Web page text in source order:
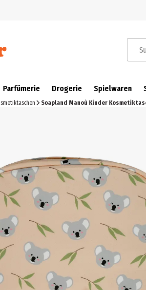
Parfümerie Drogerie Spielwaren
Soapland Manoù Kinder